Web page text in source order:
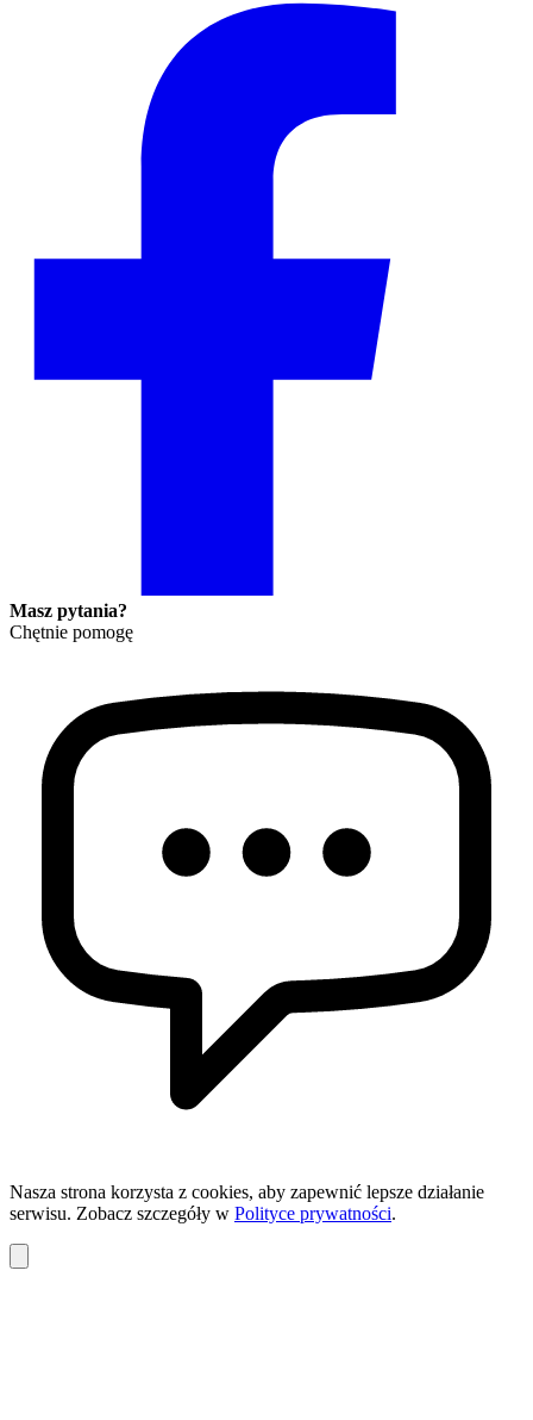
Masz pytania?
Chętnie pomogę
Nasza strona korzysta z cookies, aby zapewnić lepsze działanie
serwisu. Zobacz szczegóły w Polityce prywatności.